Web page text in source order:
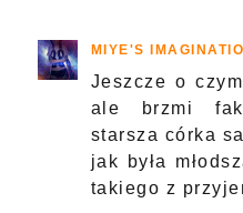
MIYE'S
Jeszcze o
ale brzmi
starsza córka
jak była
takiego z